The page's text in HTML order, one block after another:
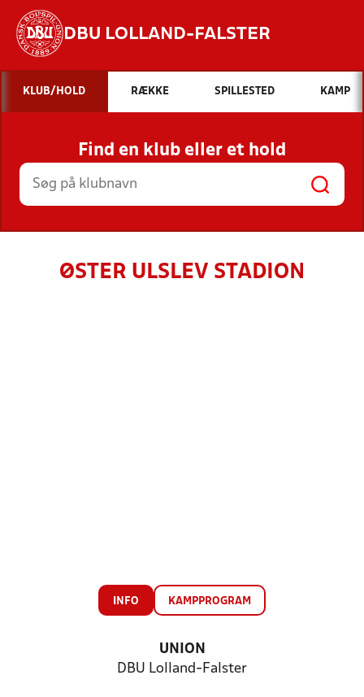
DBU LOLLAND-FALSTER
Hvad vil du søge efter?
INDHOLD OG NYHEDER
STILLINGER, RESULTATER, KLUBBER OG
HOLD
KLUB/HOLD RÆKKE SPILLESTED KAMP
Find en klub eller et hold
ØSTER ULSLEV STADION
INFO KAMPPROGRAM
UNION
DBU Lolland-Falster